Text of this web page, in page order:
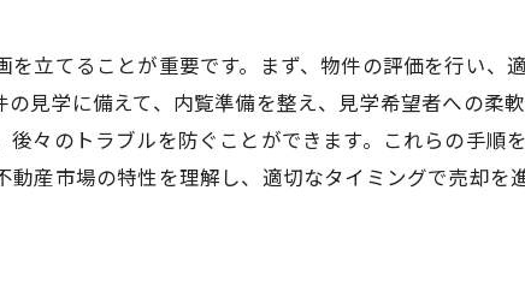
準備
計画
めの戦略
と計画
立てることが重要です。まず、物件の評価を行い、
見学に備えて、内覧準備を整え、見学希望者への柔
々のトラブルを防ぐことができます。これらの手順を
産市場の特性を理解し、適切なタイミングで売却を